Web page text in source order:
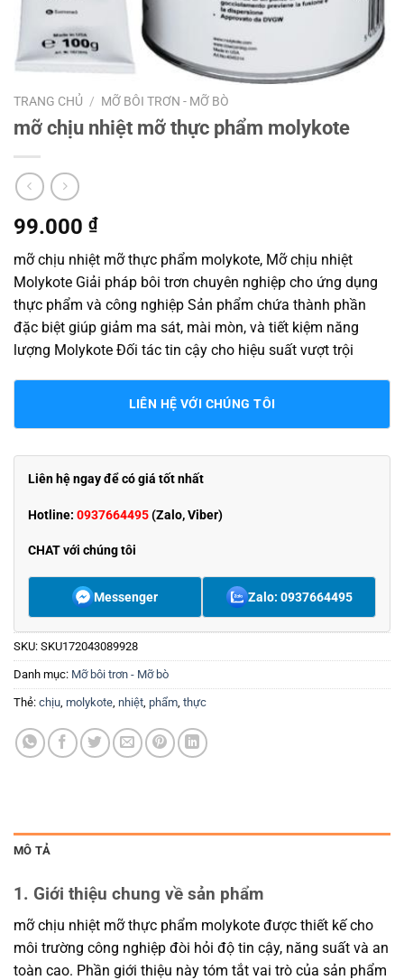
TRANG CHỦ / MỠ BÔI TRƠN - MỠ BÒ
mỡ chịu nhiệt mỡ thực phẩm molykote
99.000 ₫
mỡ chịu nhiệt mỡ thực phẩm molykote, Mỡ chịu nhiệt
Molykote Giải pháp bôi trơn chuyên nghiệp cho ứng dụng
thực phẩm và công nghiệp Sản phẩm chứa thành phần
đặc biệt giúp giảm ma sát, mài mòn, và tiết kiệm năng
lượng Molykote Đối tác tin cậy cho hiệu suất vượt trội
LIÊN HỆ VỚI CHÚNG TÔI
Liên hệ ngay để có giá tốt nhất
Hotline: 0937664495(Zalo, Viber)
CHAT với chúng tôi
Messenger Zalo: 0937664495
SKU: SKU172043089928
Danh mục: Mỡ bôi trơn - Mỡ bò
Thẻ: chịu, molykote, nhiệt, phẩm, thực
MÔ TẢ
1. Giới thiệu chung về sản phẩm
mỡ chịu nhiệt mỡ thực phẩm molykote được thiết kế cho
môi trường công nghiệp đòi hỏi độ tin cậy, năng suất và an
toàn cao. Phần giới thiệu này tóm tắt vai trò của sản phẩm